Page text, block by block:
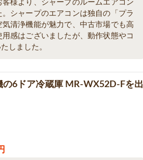
様より、シャープのルームエアコン
シャープのエアコンは独自の「プラ
清浄機能が魅力で、中古市場でも高
感はございましたが、動作状態やコ
しました。
6ドア冷蔵庫 MR-WX52D-Fを出